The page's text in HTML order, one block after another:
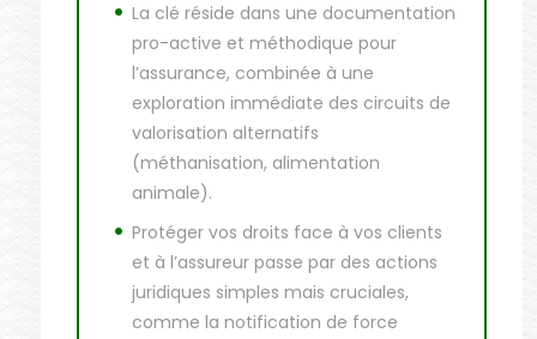
La clé réside dans une documentation
pro-active et méthodique pour
l’assurance, combinée à une
exploration immédiate des circuits de
valorisation alternatifs
(méthanisation, alimentation
animale).
Protéger vos droits face à vos clients
et à l’assureur passe par des actions
juridiques simples mais cruciales,
comme la notification de force